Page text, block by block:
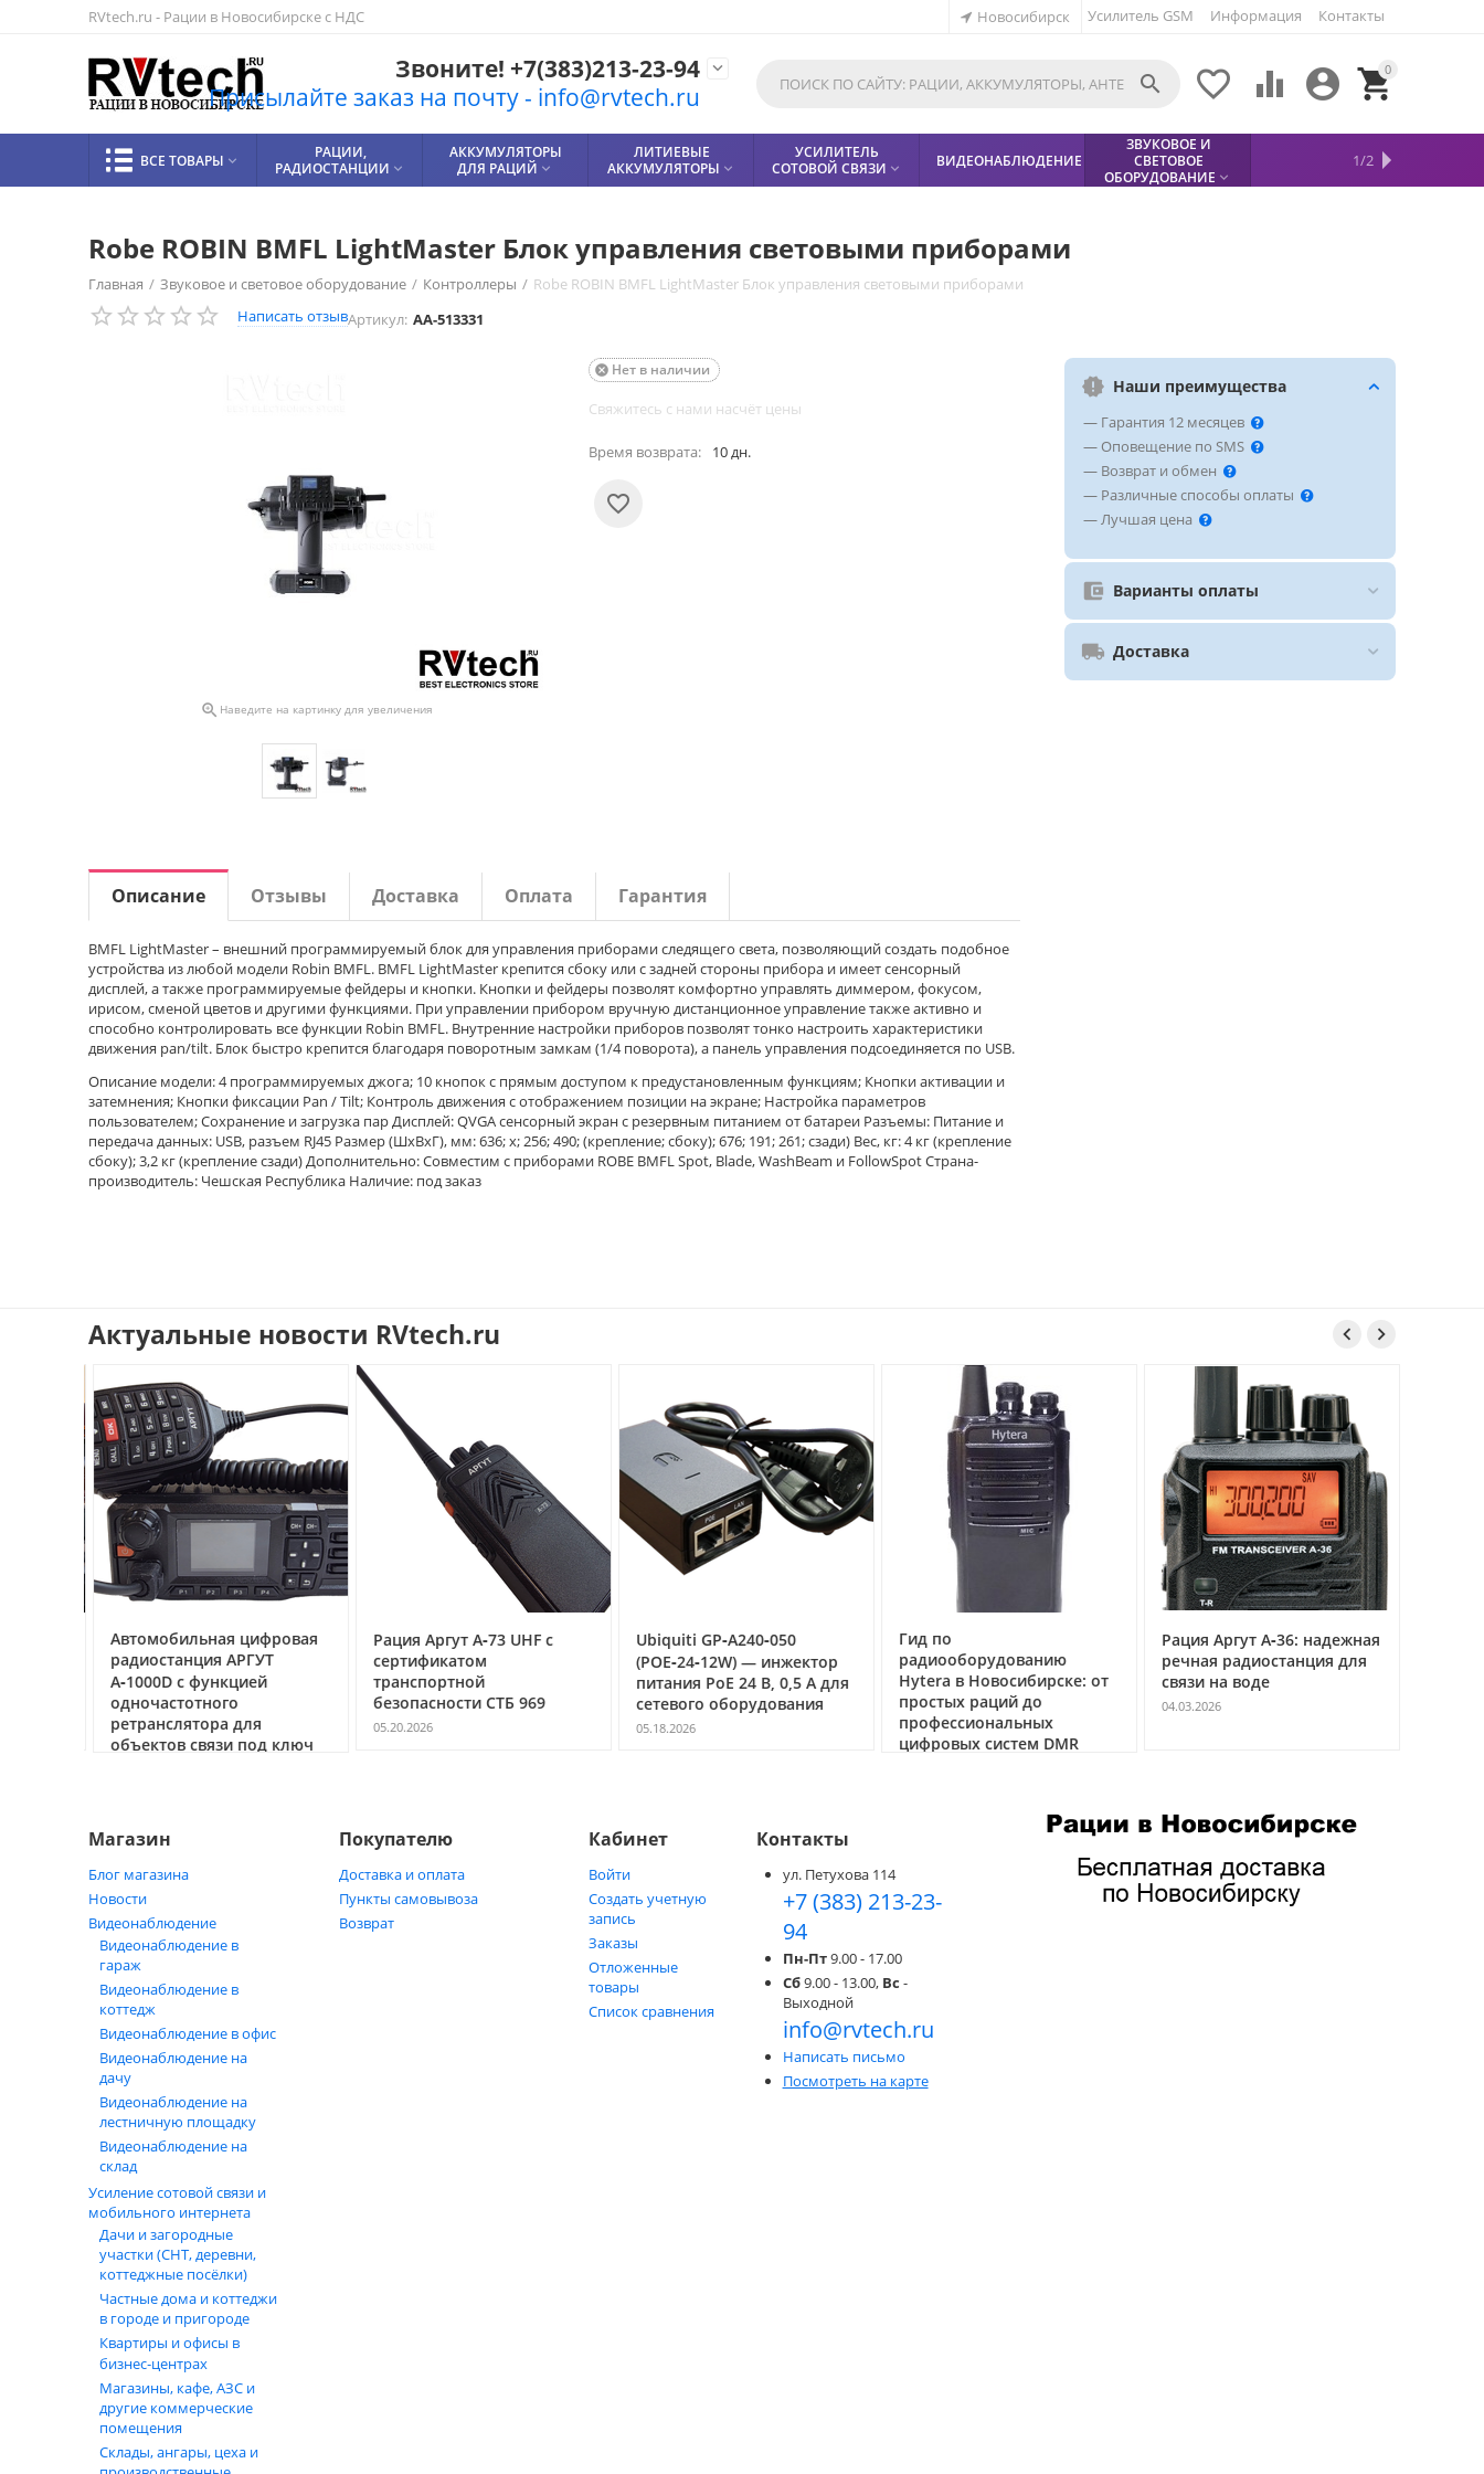
RVtech.ru - Рации в Новосибирске с НДС Усилитель GSM Информация Контакты
Новосибирск
Звоните! +7(383)213-23-94
Присылайте заказ на почту - info@rvtech.ru
 0


 

ВСЕ ТОВАРЫ 
РАЦИИ,
РАДИОСТАНЦИИ 
АККУМУЛЯТОРЫ
ДЛЯ РАЦИЙ 
ЛИТИЕВЫЕ
АККУМУЛЯТОРЫ 
УСИЛИТЕЛЬ
СОТОВОЙ СВЯЗИ  ВИДЕОНАБЛЮДЕНИЕ
ЗВУКОВОЕ И
СВЕТОВОЕ
ОБОРУДОВАНИЕ 
МЕТАЛЛОДЕТЕКТОР
СФИНКС (SPHINX)
БЕЗОПАСНОСТЬ 
КИСЛОТНЫЕ
АККУМУЛЯТОРЫ 
1/2
Robe ROBIN BMFL LightMaster Блок управления световыми приборами
Главная / Звуковое и световое оборудование / Контроллеры / Robe ROBIN BMFL LightMaster Блок управления световыми приборами
Написать отзывАртикул: AA-513331
 Наведите на картинку для увеличения
Нет в наличии

Свяжитесь с нами насчёт цены
Время возврата: 10 дн.
Наши преимущества
— Гарантия 12 месяцев
— Оповещение по SMS
— Возврат и обмен
— Различные способы оплаты
— Лучшая цена
Варианты оплаты
Доставка
Описание Отзывы Доставка Оплата Гарантия
BMFL LightMaster – внешний программируемый блок для управления приборами следящего света, позволяющий создать подобное
устройства из любой модели Robin BMFL. BMFL LightMaster крепится сбоку или с задней стороны прибора и имеет сенсорный
дисплей, а также программируемые фейдеры и кнопки. Кнопки и фейдеры позволят комфортно управлять диммером, фокусом,
ирисом, сменой цветов и другими функциями. При управлении прибором вручную дистанционное управление также активно и
способно контролировать все функции Robin BMFL. Внутренние настройки приборов позволят тонко настроить характеристики
движения pan/tilt. Блок быстро крепится благодаря поворотным замкам (1/4 поворота), а панель управления подсоединяется по USB.
Описание модели: 4 программируемых джога; 10 кнопок с прямым доступом к предустановленным функциям; Кнопки активации и
затемнения; Кнопки фиксации Pan / Tilt; Контроль движения с отображением позиции на экране; Настройка параметров
пользователем; Сохранение и загрузка пар Дисплей: QVGA сенсорный экран с резервным питанием от батареи Разъемы: Питание и
передача данных: USB, разъем RJ45 Размер (ШхВхГ), мм: 636; х; 256; 490; (крепление; сбоку); 676; 191; 261; сзади) Вес, кг: 4 кг (крепление
сбоку); 3,2 кг (крепление сзади) Дополнительно: Совместим с приборами ROBE BMFL Spot, Blade, WashBeam и FollowSpot Страна-
производитель: Чешская Республика Наличие: под заказ
Актуальные новости RVtech.ru  
Автомобильная цифровая
радиостанция АРГУТ
А‑1000D с функцией
одночастотного
ретранслятора для
объектов связи под ключ
Рация Аргут А‑73 UHF с
сертификатом
транспортной
безопасности СТБ 969
05.20.2026
Ubiquiti GP‑A240‑050
(POE‑24‑12W) — инжектор
питания PoE 24 В, 0,5 А для
сетевого оборудования
05.18.2026
Гид по
радиооборудованию
Hytera в Новосибирске: от
простых раций до
профессиональных
цифровых систем DMR
Рация Аргут А‑36: надежная
речная радиостанция для
связи на воде
04.03.2026
Магазин
Блог магазина
Новости
Видеонаблюдение
Видеонаблюдение в
гараж
Видеонаблюдение в
коттедж
Видеонаблюдение в офис
Видеонаблюдение на
дачу
Видеонаблюдение на
лестничную площадку
Видеонаблюдение на
склад
Усиление сотовой связи и
мобильного интернета
Дачи и загородные
участки (СНТ, деревни,
коттеджные посёлки)
Частные дома и коттеджи
в городе и пригороде
Квартиры и офисы в
бизнес‑центрах
Магазины, кафе, АЗС и
другие коммерческие
помещения
Склады, ангары, цеха и
Покупателю
Доставка и оплата
Пункты самовывоза
Возврат
Кабинет
Войти
Создать учетную
запись
Заказы
Отложенные
товары
Список сравнения
Контакты
ул. Петухова 114
+7 (383) 213-23-
94
Пн-Пт9.00 - 17.00
Сб9.00 - 13.00, Вс -
Выходной
info@rvtech.ru
Написать письмо
Посмотреть на карте